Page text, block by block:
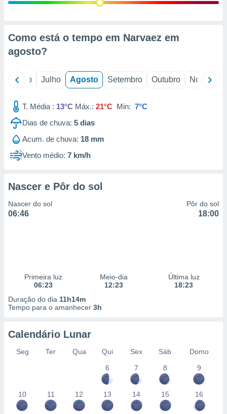
estudos
1199
Como está o tempo em Narvaez em
agosto?
Junho Julho Agosto Setembro Outubro Novembro
T. Média : 13°C Máx.: 21°C Min: 7°C
Dias de chuva: 5 dias
Acum. de chuva: 18 mm
Vento médio: 7 km/h
Nascer e Pôr do sol
Nascer do sol
06:46
Pôr do sol
18:00
Primeira luz
06:23
Meio-dia
12:23
Última luz
18:23
Duração do dia 11h14m
Tempo para o amanhecer 3h
Calendário Lunar
Seg Ter Qua Qui Sex Sáb
Domo
6
7 8 9
10 11 12 13 14 15 16